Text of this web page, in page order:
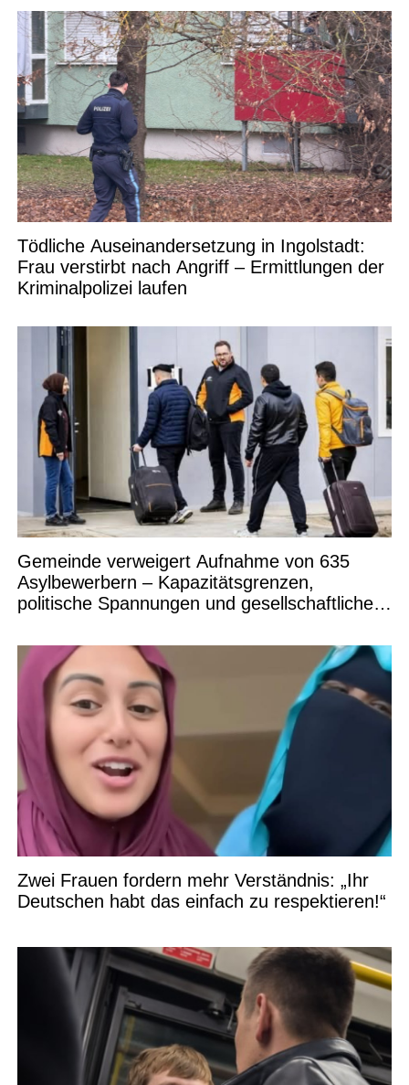
Tödliche Auseinandersetzung in Ingolstadt:
Frau verstirbt nach Angriff – Ermittlungen der
Kriminalpolizei laufen
Gemeinde verweigert Aufnahme von 635
Asylbewerbern – Kapazitätsgrenzen,
politische Spannungen und gesellschaftliche
Zwei Frauen fordern mehr Verständnis: „Ihr
Deutschen habt das einfach zu respektieren!“